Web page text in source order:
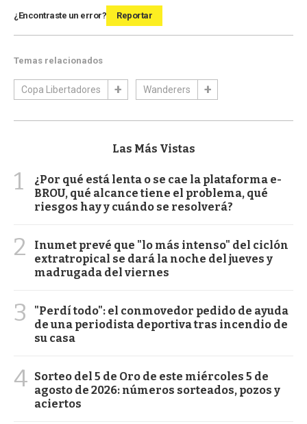
¿Encontraste un error? Reportar
Temas relacionados
Copa Libertadores Wanderers
Las Más Vistas
1
¿Por qué está lenta o se cae la plataforma e-
BROU, qué alcance tiene el problema, qué
riesgos hay y cuándo se resolverá?
2
Inumet prevé que "lo más intenso" del ciclón
extratropical se dará la noche del jueves y
madrugada del viernes
3
"Perdí todo": el conmovedor pedido de ayuda
de una periodista deportiva tras incendio de
su casa
4 Sorteo del 5 de Oro de este miércoles 5 de
agosto de 2026: números sorteados, pozos y
aciertos